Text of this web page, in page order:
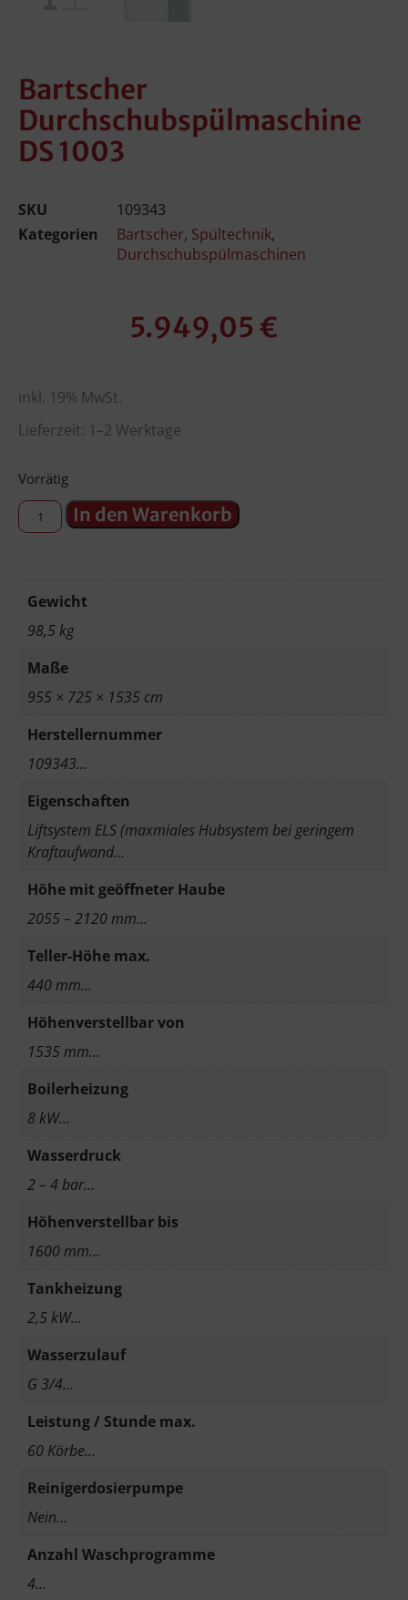
Bartscher
Durchschubspülmaschine
DS 1003
SKU
109343
Kategorien
Bartscher, Spültechnik,
Durchschubspülmaschinen
5.949,05 €
inkl. 19% MwSt.
Lieferzeit: 1–2 Werktage
Vorrätig
In den Warenkorb
Gewicht
98,5 kg
Maße
955 × 725 × 1535 cm
Herstellernummer
109343…
Eigenschaften
Liftsystem ELS (maxmiales Hubsystem bei geringem
Kraftaufwand…
Höhe mit geöffneter Haube
2055 – 2120 mm…
Teller-Höhe max.
440 mm…
Höhenverstellbar von
1535 mm…
Boilerheizung
8 kW…
Wasserdruck
2 – 4 bar…
Höhenverstellbar bis
1600 mm…
Tankheizung
2,5 kW…
Wasserzulauf
G 3/4…
Leistung / Stunde max.
60 Körbe…
Reinigerdosierpumpe
Nein…
Anzahl Waschprogramme
4…